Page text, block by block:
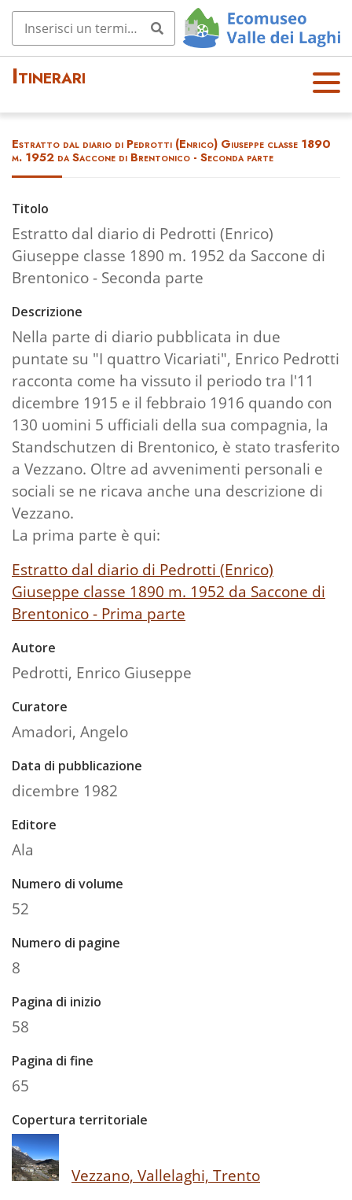
Itinerari
OPE
N
U
Estratto dal diario di Pedrotti (Enrico) Giuseppe classe 1890
m. 1952 da Saccone di Brentonico - Seconda parte
Titolo
Estratto dal diario di Pedrotti (Enrico)
Giuseppe classe 1890 m. 1952 da Saccone di
Brentonico - Seconda parte
Descrizione
Nella parte di diario pubblicata in due
puntate su "I quattro Vicariati", Enrico Pedrotti
racconta come ha vissuto il periodo tra l'11
dicembre 1915 e il febbraio 1916 quando con
130 uomini 5 ufficiali della sua compagnia, la
Standschutzen di Brentonico, è stato trasferito
a Vezzano. Oltre ad avvenimenti personali e
sociali se ne ricava anche una descrizione di
Vezzano.
La prima parte è qui:
Estratto dal diario di Pedrotti (Enrico)
Giuseppe classe 1890 m. 1952 da Saccone di
Brentonico - Prima parte
Autore
Pedrotti, Enrico Giuseppe
Curatore
Amadori, Angelo
Data di pubblicazione
dicembre 1982
Editore
Ala
Numero di volume
52
Numero di pagine
8
Pagina di inizio
58
Pagina di fine
65
Copertura territoriale
Vezzano, Vallelaghi, Trento